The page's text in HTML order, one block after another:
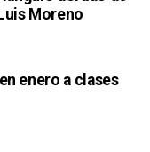
Moreno
enero a clases